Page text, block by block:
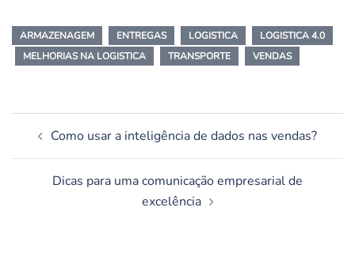
ARMAZENAGEM ENTREGAS LOGISTICA
LOGISTICA 4.0
MELHORIAS NA LOGISTICA
TRANSPORTE VENDAS
posts
Como usar a inteligência de dados nas vendas?
Dicas para uma comunicação empresarial de
excelência